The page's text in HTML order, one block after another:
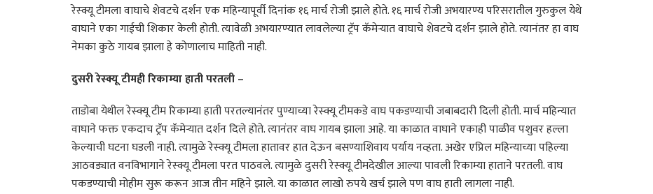
रेस्क्यू टीमला वाघाचे शेवटचे दर्शन एक महिन्यापूर्वी दिनांक १६ मार्च रोजी झाले होते. १६ मार्च रोजी अभयारण्य परिसरातील गुरुकुल येथे
वाघाने एका गाईची शिकार केली होती. त्यावेळी अभयारण्यात लावलेल्या ट्रॅप कॅमेऱ्यात वाघाचे शेवटचे दर्शन झाले होते. त्यानंतर हा वाघ
नेमका कुठे गायब झाला हे कोणालाच माहिती नाही.
दुसरी रेस्क्यू टीमही रिकाम्या हाती परतली –
ताडोबा येथील रेस्क्यू टीम रिकाम्या हाती परतल्यानंतर पुण्याच्या रेस्क्यू टीमकडे वाघ पकडण्याची जबाबदारी दिली होती. मार्च महिन्यात
वाघाने फक्त एकदाच ट्रॅप कॅमेऱ्यात दर्शन दिले होते. त्यानंतर वाघ गायब झाला आहे. या काळात वाघाने एकाही पाळीव पशुवर हल्ला
केल्याची घटना घडली नाही. त्यामुळे रेस्क्यू टीमला हातावर हात देऊन बसण्याशिवाय पर्याय नव्हता. अखेर एप्रिल महिन्याच्या पहिल्या
आठवड्यात वनविभागाने रेस्क्यू टीमला परत पाठवले. त्यामुळे दुसरी रेस्क्यू टीमदेखील आल्या पावली रिकाम्या हाताने परतली. वाघ
पकडण्याची मोहीम सुरू करून आज तीन महिने झाले. या काळात लाखो रुपये खर्च झाले पण वाघ हाती लागला नाही.